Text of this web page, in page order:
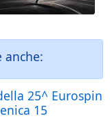
anche:
25^ Eurospin
15